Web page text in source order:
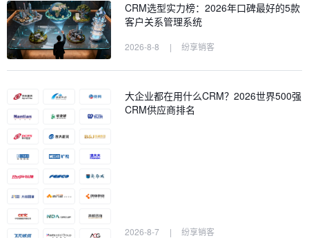
CRM选型实力榜：2026年口碑最好的5款
客户关系管理系统
2026-8-8 | 纷享销客
大企业都在用什么CRM？2026世界500强
CRM供应商排名
2026-8-7 | 纷享销客